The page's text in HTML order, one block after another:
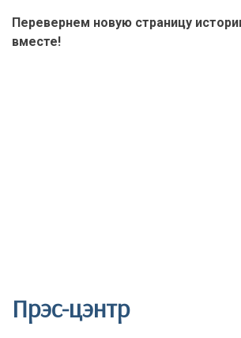
Перевернем новую страницу
вместе!
Прэс-цэнтр